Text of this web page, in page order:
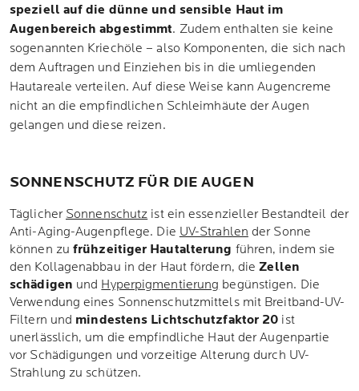
speziell auf die dünne und sensible Haut im
Augenbereich abgestimmt. Zudem enthalten sie keine
sogenannten Kriechöle – also Komponenten, die sich nach
dem Auftragen und Einziehen bis in die umliegenden
Hautareale verteilen. Auf diese Weise kann Augencreme
nicht an die empfindlichen Schleimhäute der Augen
gelangen und diese reizen.
SONNENSCHUTZ FÜR DIE AUGEN
Täglicher Sonnenschutz ist ein essenzieller Bestandteil der
Anti-Aging-Augenpflege. Die UV-Strahlen der Sonne
können zu frühzeitiger Hautalterung führen, indem sie
den Kollagenabbau in der Haut fördern, dieZellen
schädigen und Hyperpigmentierung begünstigen. Die
Verwendung eines Sonnenschutzmittels mit Breitband-UV-
Filtern und mindestens Lichtschutzfaktor 20 ist
unerlässlich, um die empfindliche Haut der Augenpartie
vor Schädigungen und vorzeitige Alterung durch UV-
Strahlung zu schützen.